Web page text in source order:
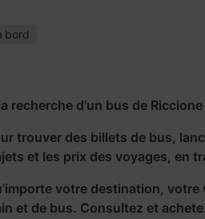
bord
recherche d'un bus de
trouver des billets de bus,
et les prix des voyages, en
votre destination,
et de bus. Consultez et